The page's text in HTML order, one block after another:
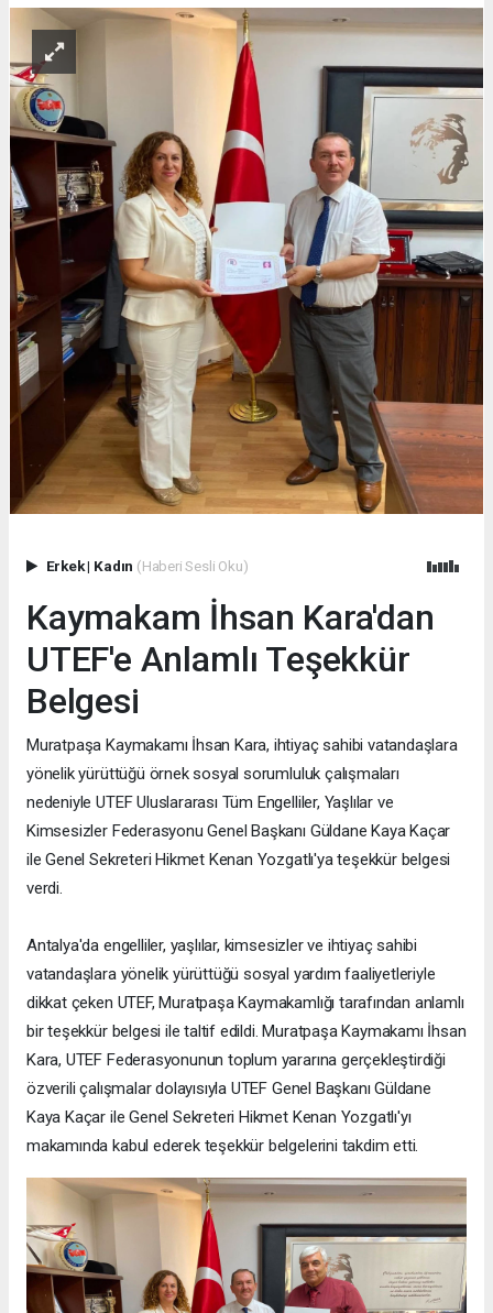
Erkek| Kadın (Haberi Sesli Oku)
Kaymakam İhsan Kara'dan
UTEF'e Anlamlı Teşekkür
Belgesi
Muratpaşa Kaymakamı İhsan Kara, ihtiyaç sahibi vatandaşlara
yönelik yürüttüğü örnek sosyal sorumluluk çalışmaları
nedeniyle UTEF Uluslararası Tüm Engelliler, Yaşlılar ve
Kimsesizler Federasyonu Genel Başkanı Güldane Kaya Kaçar
ile Genel Sekreteri Hikmet Kenan Yozgatlı'ya teşekkür belgesi
verdi.
Antalya'da engelliler, yaşlılar, kimsesizler ve ihtiyaç sahibi
vatandaşlara yönelik yürüttüğü sosyal yardım faaliyetleriyle
dikkat çeken UTEF, Muratpaşa Kaymakamlığı tarafından anlamlı
bir teşekkür belgesi ile taltif edildi. Muratpaşa Kaymakamı İhsan
Kara, UTEF Federasyonunun toplum yararına gerçekleştirdiği
özverili çalışmalar dolayısıyla UTEF Genel Başkanı Güldane
Kaya Kaçar ile Genel Sekreteri Hikmet Kenan Yozgatlı'yı
makamında kabul ederek teşekkür belgelerini takdim etti.